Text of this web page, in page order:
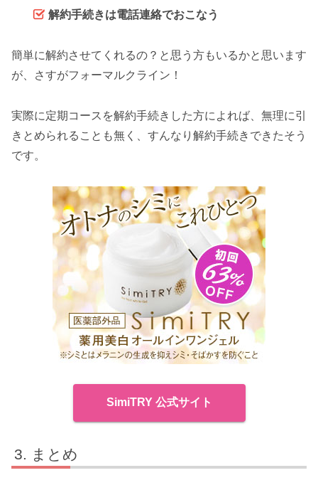
解約手続きは電話連絡でおこなう
簡単に解約させてくれるの？と思う方もいるかと思います
が、さすがフォーマルクライン！
実際に定期コースを解約手続きした方によれば、無理に引
きとめられることも無く、すんなり解約手続きできたそう
です。
SimiTRY 公式サイト
まとめ